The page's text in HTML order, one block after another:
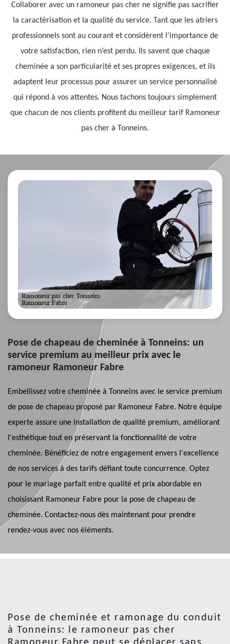
Collaborer avec un ramoneur pas cher ne signifie pas sacrifier
la caractérisation et la qualité du service. Tant que les atriers
professionnels sont au courant et considèrent l'importance de
votre satisfaction, rien n’est perdu. Ils savent que chaque
cheminée a son particularité et ses propres exigences, et ils
adaptent leur processus pour assurer un service personnalisé
qui répond à vos attentes. Nous tachons toujours simplement
que chacun de nos clients profitent du meilleur tarif Ramoneur
pas cher à Tonneins.
Pose de chapeau de cheminée à Tonneins: un
service premium au meilleur prix avec le
ramoneur Ramoneur Fabre
Embellissez votre cheminée à Tonneins avec le service premium
de pose de chapeau proposé par Ramoneur Fabre. Notre équipe
experte assure une installation de qualité premium, améliorant
l'esthétique tout en préservant la fonctionnalité de votre
cheminée. Bénéficiez de notre engagement envers l'excellence
de nos services à des tarifs défiant toute concurrence. Optez
pour le mariage parfait entre qualité et prix abordable en
choisissant Ramoneur Fabre pour la pose de chapeau de
cheminée. Contactez-nous dès maintenant pour prendre
rendez-vous avec nos éléments.
Pose de cheminée et ramonage du conduit
à Tonneins: le ramoneur pas cher